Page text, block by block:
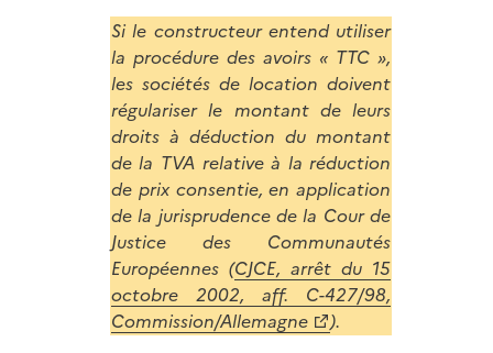
Si le constructeur entend utiliser
la procédure des avoirs « TTC »,
les sociétés de location doivent
régulariser le montant de leurs
droits à déduction du montant
de la TVA relative à la réduction
de prix consentie, en application
de la jurisprudence de la Cour de
Justice des Communautés
Européennes (CJCE, arrêt du 15
octobre 2002, aff. C-427/98,
Commission/Allemagne
).